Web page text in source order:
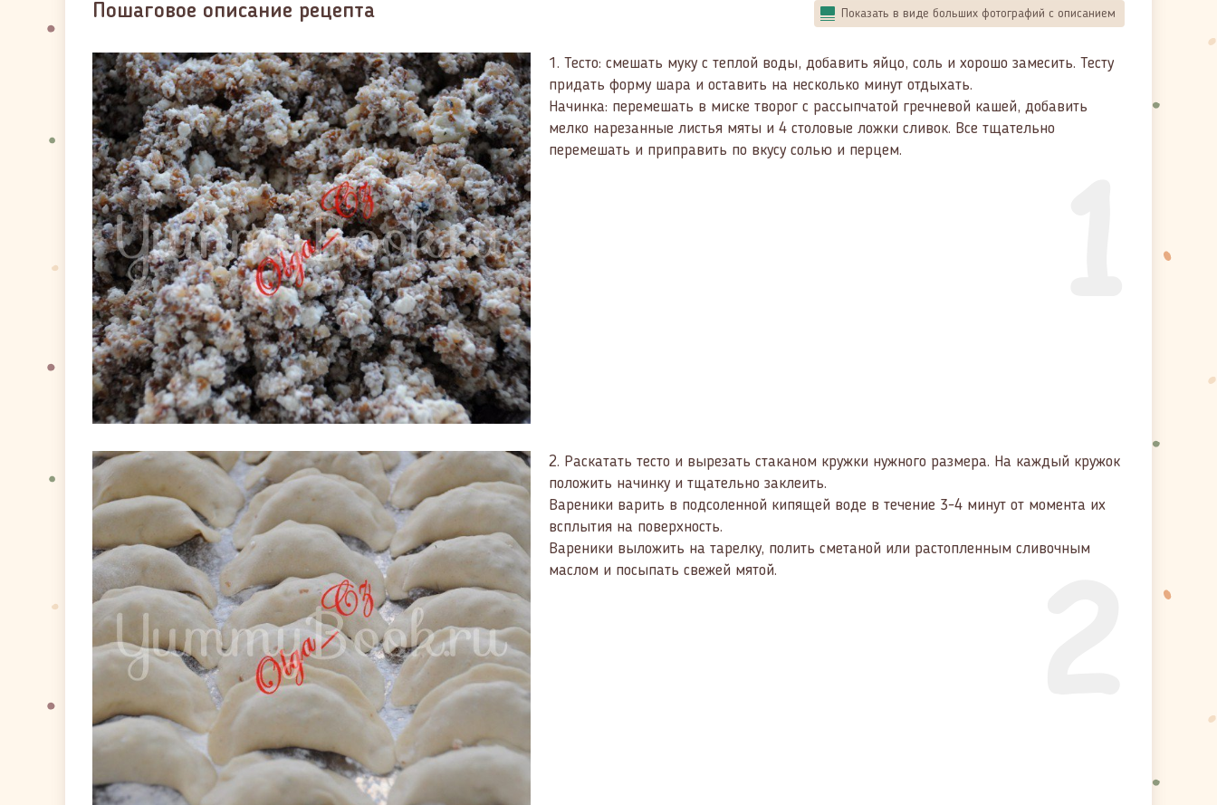
Пошаговое описание рецепта Показать в виде больших фотографий с описанием
1. Тесто: смешать муку с теплой воды, добавить яйцо, соль и хорошо замесить. Тесту
придать форму шара и оставить на несколько минут отдыхать.
Начинка: перемешать в миске творог с рассыпчатой гречневой кашей, добавить
мелко нарезанные листья мяты и 4 столовые ложки сливок. Все тщательно
перемешать и приправить по вкусу солью и перцем.
2. Раскатать тесто и вырезать стаканом кружки нужного размера. На каждый кружок
положить начинку и тщательно заклеить.
Вареники варить в подсоленной кипящей воде в течение 3-4 минут от момента их
всплытия на поверхность.
Вареники выложить на тарелку, полить сметаной или растопленным сливочным
маслом и посыпать свежей мятой.